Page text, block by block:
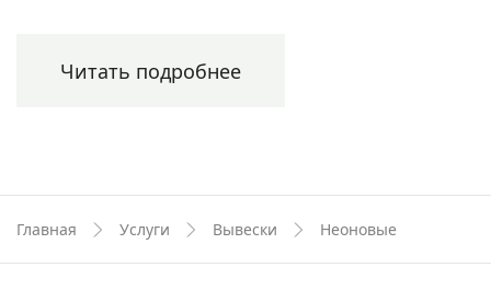
Global! Мы также занимаемся производством,
пожалеете об этом!
Какие виды неоновой рекламы
Читать подробнее
Главная Услуги Вывески Неоновые